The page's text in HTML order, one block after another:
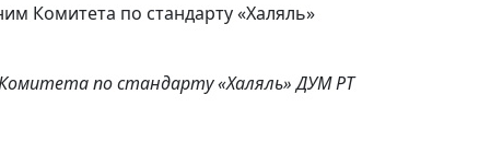
Комитета по стандарту «Халяль»
по стандарту «Халяль» ДУМ РТ